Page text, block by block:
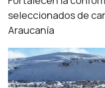
seleccionados de
Araucanía